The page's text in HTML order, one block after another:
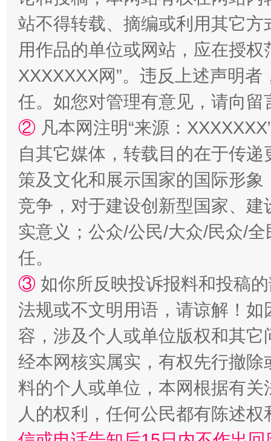
一颗心始终滚烫
站不得转载、摘编或利用其它
用作品的单位或网站，应在授
XXXXXXX网”。违反上述声明
任。如您对管理有意见，请向
② 凡本网注明“来源：
自其它媒体，转载目的在于传
策及文化和展示国家的国际形
竞争，对于建设创新型国家、
实意义；公众/公民/大众/民众/
任。
③ 如你所反映投诉报料和投稿
法规或不文明用语，请谅解！
容，涉及个人或单位版权和其它
经本网核实属实，有权先行撤
料的个人或单位，本网根据有
人的权利，任何公民都有陈述